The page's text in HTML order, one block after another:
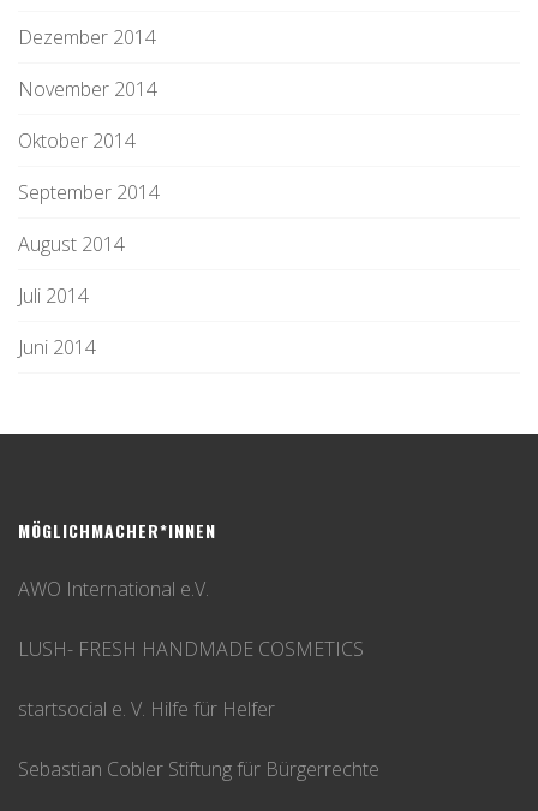
Dezember 2014
November 2014
Oktober 2014
September 2014
August 2014
Juli 2014
Juni 2014
MÖGLICHMACHER*INNEN
AWO International e.V.
LUSH- FRESH HANDMADE COSMETICS
startsocial e. V. Hilfe für Helfer
Sebastian Cobler Stiftung für Bürgerrechte